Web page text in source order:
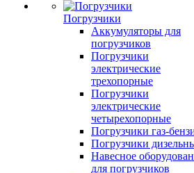
Погрузчики
Аккумуляторы для
погрузчиков
Погрузчики
электрические
трехопорные
Погрузчики
электрические
четырехопорные
Погрузчики газ-
Погрузчики
Навесное
для погрузчиков